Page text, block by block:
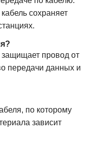
сохраняет
защищает провод от
передачи данных и
по которому
зависит